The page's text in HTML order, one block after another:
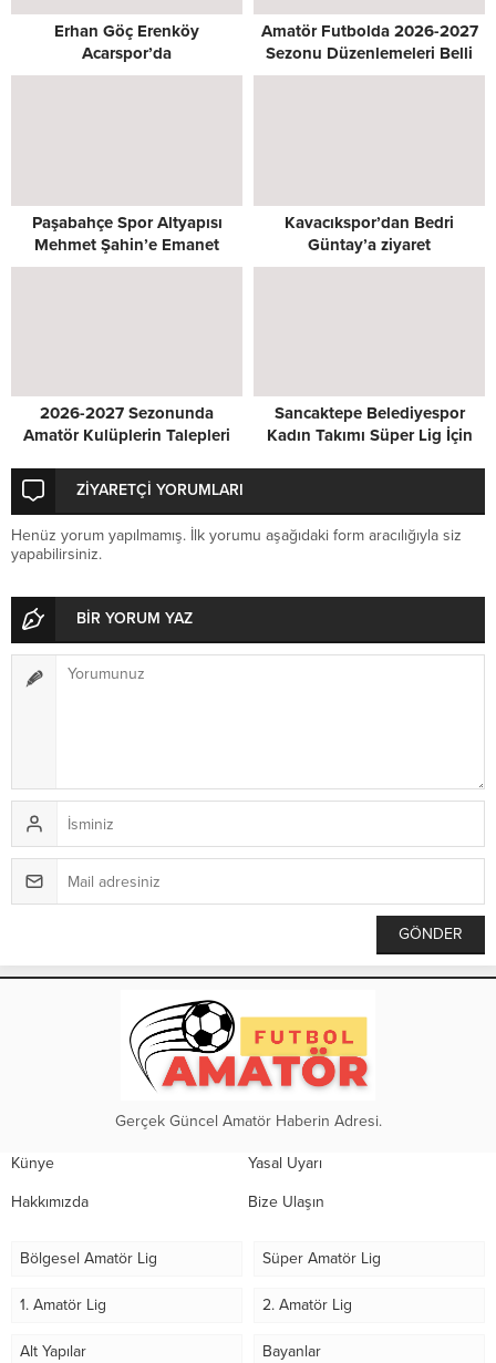
Erhan Göç Erenköy
Acarspor’da
Amatör Futbolda 2026-2027
Sezonu Düzenlemeleri Belli
Oldu
Paşabahçe Spor Altyapısı
Mehmet Şahin’e Emanet
Kavacıkspor’dan Bedri
Güntay’a ziyaret
2026-2027 Sezonunda
Amatör Kulüplerin Talepleri
Sancaktepe Belediyespor
Kadın Takımı Süper Lig İçin
ZİYARETÇİ YORUMLARI
Henüz yorum yapılmamış. İlk yorumu aşağıdaki form aracılığıyla siz
yapabilirsiniz.
BİR YORUM YAZ
Gerçek Güncel Amatör Haberin Adresi.
Künye Yasal Uyarı
Hakkımızda Bize Ulaşın
Bölgesel Amatör Lig Süper Amatör Lig
1. Amatör Lig 2. Amatör Lig
Alt Yapılar Bayanlar